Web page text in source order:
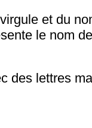
et du
le nom
des lettres